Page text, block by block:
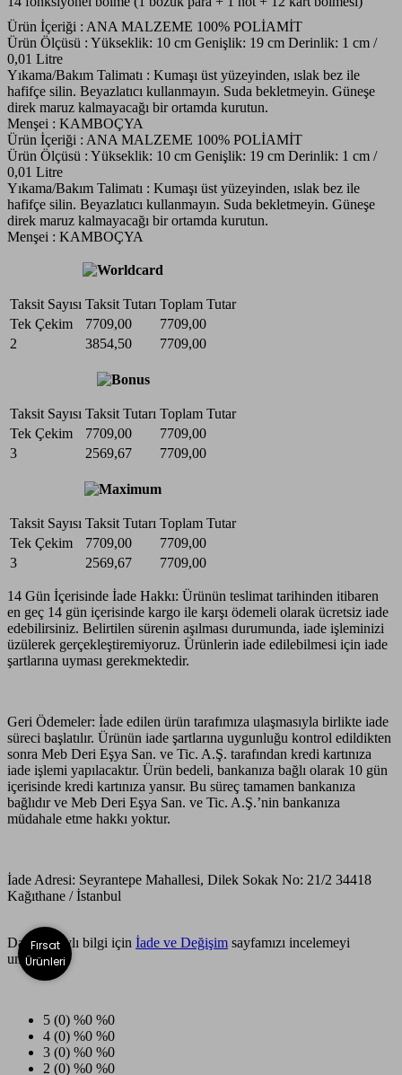
Ürün İçeriği : ANA MALZEME 100% POLİAMİT
Ürün Ölçüsü : Yükseklik: 10 cm Genişlik: 19 cm Derinlik: 1 cm /
0,01 Litre
Yıkama/Bakım Talimatı : Kumaşı üst yüzeyinden, ıslak bez ile
hafifçe silin. Beyazlatıcı kullanmayın. Suda bekletmeyin. Güneşe
direk maruz kalmayacağı bir ortamda kurutun.
Menşei : KAMBOÇYA
Ürün İçeriği : ANA MALZEME 100% POLİAMİT
Ürün Ölçüsü : Yükseklik: 10 cm Genişlik: 19 cm Derinlik: 1 cm /
0,01 Litre
Yıkama/Bakım Talimatı : Kumaşı üst yüzeyinden, ıslak bez ile
hafifçe silin. Beyazlatıcı kullanmayın. Suda bekletmeyin. Güneşe
direk maruz kalmayacağı bir ortamda kurutun.
Menşei : KAMBOÇYA
Taksit Sayısı Taksit Tutarı Toplam Tutar
Tek Çekim
7709,00
7709,00
2
3854,50 7709,00
Taksit Sayısı Taksit Tutarı Toplam Tutar
Tek Çekim
7709,00
7709,00
3
2569,67 7709,00
Taksit Sayısı Taksit Tutarı Toplam Tutar
Tek Çekim
7709,00
7709,00
3
2569,67 7709,00
14 Gün İçerisinde İade Hakkı: Ürünün teslimat tarihinden itibaren
en geç 14 gün içerisinde kargo ile karşı ödemeli olarak ücretsiz iade
edebilirsiniz. Belirtilen sürenin aşılması durumunda, iade işleminizi
üzülerek gerçekleştiremiyoruz. Ürünlerin iade edilebilmesi için iade
şartlarına uyması gerekmektedir.
Geri Ödemeler: İade edilen ürün tarafımıza ulaşmasıyla birlikte iade
süreci başlatılır. Ürünün iade şartlarına uygunluğu kontrol edildikten
sonra Meb Deri Eşya San. ve Tic. A.Ş. tarafından kredi kartınıza
iade işlemi yapılacaktır. Ürün bedeli, bankanıza bağlı olarak 10 gün
içerisinde kredi kartınıza yansır. Bu süreç tamamen bankanıza
bağlıdır ve Meb Deri Eşya San. ve Tic. A.Ş.’nin bankanıza
müdahale etme hakkı yoktur.
İade Adresi: Seyrantepe Mahallesi, Dilek Sokak No: 21/2 34418
Kağıthane / İstanbul
Daha detaylı bilgi için İade ve Değişim sayfamızı incelemeyi
unutmayın.
5 (0) %0 %0
4 (0) %0 %0
3 (0) %0 %0
2 (0) %0 %0
Fırsat
Ürünleri